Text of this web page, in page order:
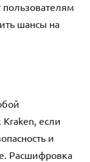
пользователям
шансы на
Kraken, если
и
Расшифровка